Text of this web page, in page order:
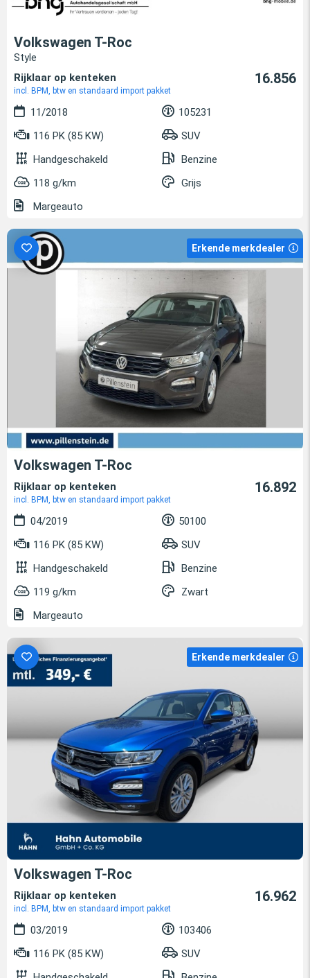
Volkswagen T-Roc
Style
Rijklaar op kenteken
incl. BPM, btw en standaard import pakket
16.856
11/2018
105231
116 PK (85 KW)
SUV
Handgeschakeld
Benzine
118 g/km
Grijs
Margeauto
Erkende merkdealer
Volkswagen T-Roc
Rijklaar op kenteken
incl. BPM, btw en standaard import pakket
16.892
04/2019
50100
116 PK (85 KW)
SUV
Handgeschakeld
Benzine
119 g/km
Zwart
Margeauto
Erkende merkdealer
Volkswagen T-Roc
Rijklaar op kenteken
incl. BPM, btw en standaard import pakket
16.962
03/2019
103406
116 PK (85 KW)
SUV